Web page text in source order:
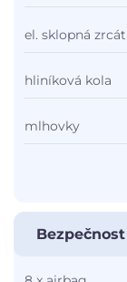
el. sklopná
hliníková kola
mlhovky
Bezpečnost